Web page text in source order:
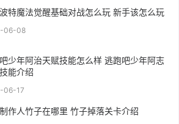
特魔法觉醒基础对战怎么玩 新手该怎么玩
06-08
少年阿治天赋技能怎么样 逃跑吧少年阿志
能介绍
06-17
作人竹子在哪里 竹子掉落关卡介绍